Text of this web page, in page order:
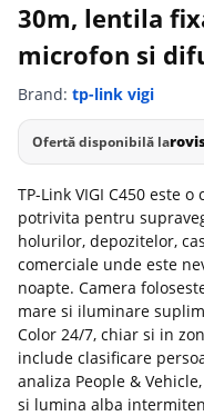
30m, lentila
microfon si
Brand: tp-link vigi
Ofertă disponibilă la
TP-Link VIGI C450 este
potrivita pentru
holurilor, depozitelor,
comerciale unde este
noapte. Camera
mare si iluminare
Color 24/7, chiar si in
include clasificare
analiza People &
si lumina alba